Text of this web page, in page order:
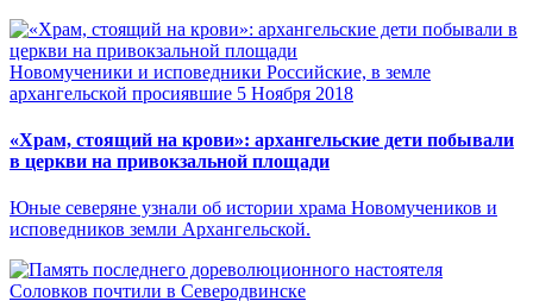
Новомученики и исповедники Российские, в земле
архангельской просиявшие 5 Ноября 2018
«Храм, стоящий на крови»: архангельские дети побывали
в церкви на привокзальной площади
Юные северяне узнали об истории храма Новомучеников и
исповедников земли Архангельской.